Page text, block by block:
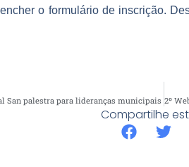
o formulário de inscrição.
San palestra para lideranças municipais
Compartilhe